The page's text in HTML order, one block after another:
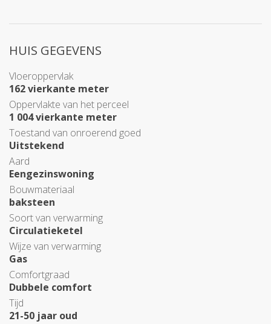
HUIS GEGEVENS
Vloeroppervlak
162 vierkante meter
Oppervlakte van het perceel
1 004 vierkante meter
Toestand van onroerend goed
Uitstekend
Aard
Eengezinswoning
Bouwmateriaal
baksteen
Soort van verwarming
Circulatieketel
Wijze van verwarming
Gas
Comfortgraad
Dubbele comfort
Tijd
21-50 jaar oud